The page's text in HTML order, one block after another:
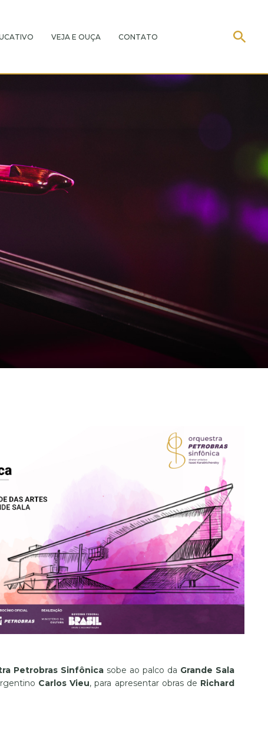
VEJA E OUÇA CONTATO
Petrobras Sinfônica sobe ao palco da Grande Sala
Carlos Vieu, para apresentar obras de Richard